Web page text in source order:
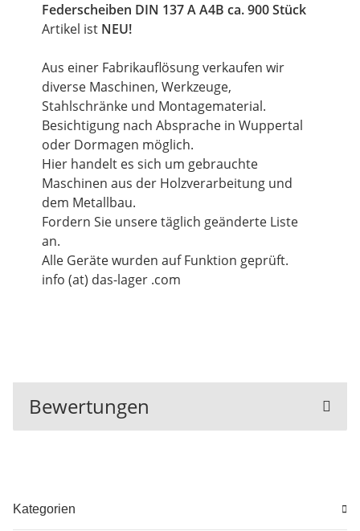
Federscheiben DIN 137 A A4B ca. 900 Stück
Artikel ist NEU!
Aus einer Fabrikauflösung verkaufen wir
diverse Maschinen, Werkzeuge,
Stahlschränke und Montagematerial.
Besichtigung nach Absprache in Wuppertal
oder Dormagen möglich.
Hier handelt es sich um gebrauchte
Maschinen aus der Holzverarbeitung und
dem Metallbau.
Fordern Sie unsere täglich geänderte Liste
an.
Alle Geräte wurden auf Funktion geprüft.
info (at) das-lager .com
Bewertungen
Kategorien